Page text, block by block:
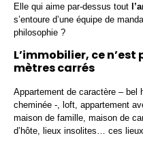
Elle qui aime par-dessus tout
s’entoure d’une équipe de
philosophie ?
L’immobilier, ce
mètres carrés
Appartement de caractère – bel
cheminée -, loft, appartement
maison de famille, maison de
d’hôte, lieux insolites… ces